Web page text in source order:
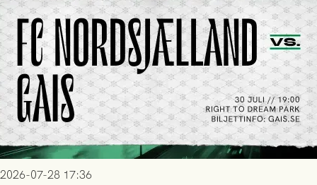
2026-07-28 17:36